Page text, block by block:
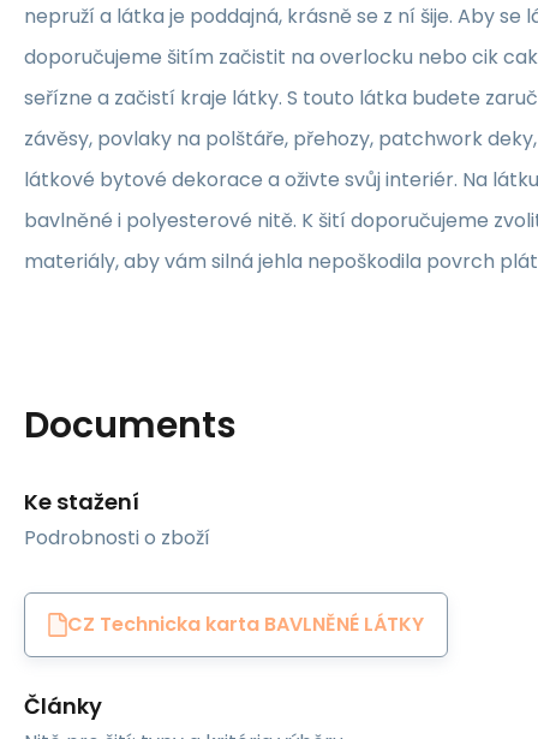
nepruží a látka je poddajná, krásně se z ní šije. Aby se
doporučujeme šitím začistit na overlocku nebo cik
seřízne a začistí kraje látky. S touto látka budete
závěsy, povlaky na polštáře, přehozy, patchwork
látkové bytové dekorace a oživte svůj interiér. Na
bavlněné i polyesterové nitě. K šití doporučujeme
materiály, aby vám silná jehla nepoškodila povrch
Documents
Ke stažení
Podrobnosti o zboží
CZ Technicka karta BAVLNĚNÉ LÁTKY
Články